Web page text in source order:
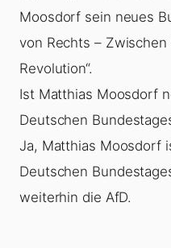
Moosdorf sein neues
von Rechts –
Revolution“.
Ist Matthias Moosdorf
Deutschen
Ja, Matthias Moosdorf
Deutschen
weiterhin die AfD.